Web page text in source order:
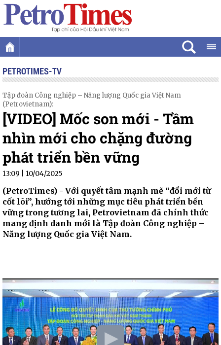
PETROTIMES-TV
Tập đoàn Công nghiệp – Năng lượng Quốc gia Việt Nam
(Petrovietnam):
[VIDEO] Mốc son mới - Tầm
nhìn mới cho chặng đường
phát triển bền vững
13:09 | 10/04/2025
(PetroTimes) - Với quyết tâm mạnh mẽ “đổi mới từ
cốt lõi”, hướng tới những mục tiêu phát triển bền
vững trong tương lai, Petrovietnam đã chính thức
mang định danh mới là Tập đoàn Công nghiệp –
Năng lượng Quốc gia Việt Nam.